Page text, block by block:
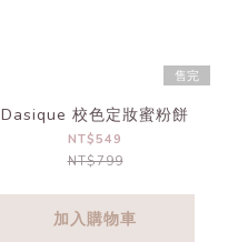
售完
Dasique 校色定妝蜜粉餅
NT$549
NT$799
加入購物車